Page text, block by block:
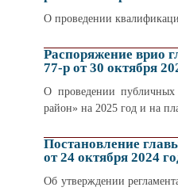
О проведении
Распоряжение врио
77-р от 30 октября
О проведении публичных
район» на 2025 год и на
Постановление
от 24 октября 2024
Об утверждении